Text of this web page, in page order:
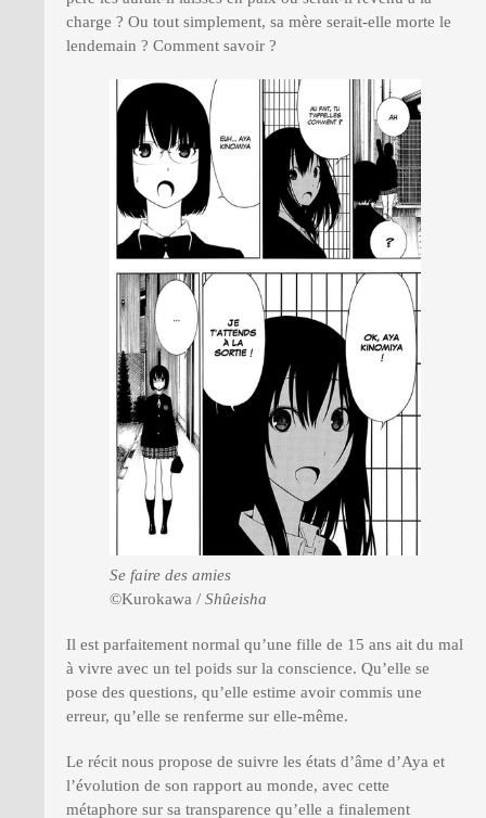
charge ? Ou tout simplement, sa mère serait-elle morte le
lendemain ? Comment savoir ?
Se faire des amies
©Kurokawa / Shûeisha
Il est parfaitement normal qu’une fille de 15 ans ait du mal
à vivre avec un tel poids sur la conscience. Qu’elle se
pose des questions, qu’elle estime avoir commis une
erreur, qu’elle se renferme sur elle-même.
Le récit nous propose de suivre les états d’âme d’Aya et
l’évolution de son rapport au monde, avec cette
métaphore sur sa transparence qu’elle a finalement